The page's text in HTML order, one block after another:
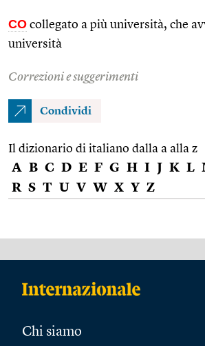
CO collegato a più università, che
università
Correzioni e suggerimenti
Condividi
Il dizionario di italiano dalla a alla z
A B C D E F G H I J K L
R S T U V W X Y Z
Chi siamo